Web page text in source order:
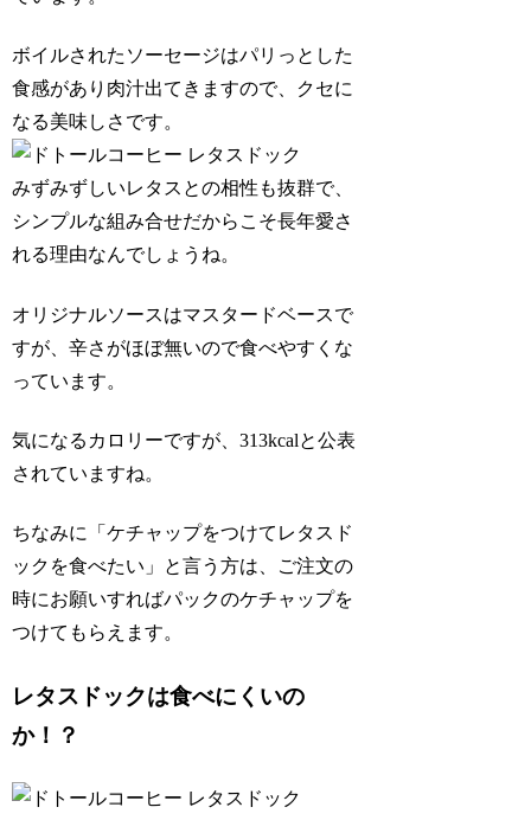
ボイルされたソーセージはパリっとした
食感があり肉汁出てきますので、クセに
なる美味しさです。
みずみずしいレタスとの相性も抜群で、
シンプルな組み合せだからこそ長年愛さ
れる理由なんでしょうね。
オリジナルソースはマスタードベースで
すが、辛さがほぼ無いので食べやすくな
っています。
気になるカロリーですが、313kcalと公表
されていますね。
ちなみに 「ケチャップをつけてレタスド
ックを食べたい」
と言う方は、ご注文の
時にお願いすればパックのケチャップを
つけてもらえます。
レタスドックは食べにくいの
か！？